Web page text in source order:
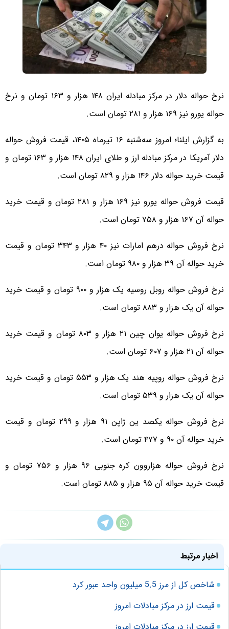
نرخ حواله دلار در مرکز مبادله ایران ۱۴۸ هزار و ۱۶۳ تومان و نرخ
حواله یورو نیز ۱۶۹ هزار و ۲۸۱ تومان است.
به گزارش ایلنا؛ امروز سه‌شنبه ۱۶ تیرماه ۱۴۰۵، قیمت فروش حواله
دلار آمریکا در مرکز مبادله ارز و طلای ایران ۱۴۸ هزار و ۱۶۳ تومان و
قیمت خرید حواله دلار ۱۴۶ هزار و ۸۲۹ تومان است.
قیمت فروش حواله یورو نیز ۱۶۹ هزار و ۲۸۱ تومان و قیمت خرید
حواله آن ۱۶۷ هزار و ۷۵۸ تومان است.
نرخ فروش حواله درهم امارات نیز ۴۰ هزار و ۳۴۳ تومان و قیمت
خرید حواله آن ۳۹ هزار و ۹۸۰ تومان است.
نرخ فروش حواله روبل روسیه یک هزار و ۹۰۰ تومان و قیمت خرید
حواله آن یک هزار و ۸۸۳ تومان است.
نرخ فروش حواله یوان چین ۲۱ هزار و ۸۰۳ تومان و قیمت خرید
حواله آن ۲۱ هزار و ۶۰۷ تومان است.
نرخ فروش حواله روپیه هند یک هزار و ۵۵۳ تومان و قیمت خرید
حواله آن یک هزار و ۵۳۹ تومان است.
نرخ فروش حواله یکصد ین ژاپن ۹۱ هزار و ۲۹۹ تومان و قیمت
خرید حواله آن ۹۰ و ۴۷۷ تومان است.
نرخ فروش حواله هزاروون کره جنوبی ۹۶ هزار و ۷۵۶ تومان و
قیمت خرید حواله آن ۹۵ هزار و ۸۸۵ تومان است.
اخبار مرتبط
شاخص کل از مرز 5.5 میلیون واحد عبور کرد
قیمت ارز در مرکز مبادلات امروز